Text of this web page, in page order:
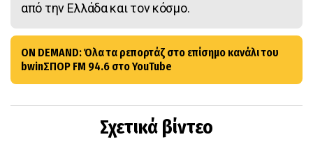
από την Ελλάδα και τον κόσμο.
ON DEMAND: Όλα τα ρεπορτάζ στο επίσημο κανάλι του
bwinΣΠΟΡ FM 94.6 στο YouTube
Σχετικά βίντεο